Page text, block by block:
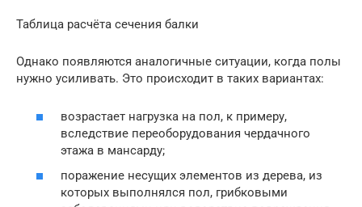
Таблица расчёта сечения балки
Однако появляются аналогичные ситуации, когда полы
нужно усиливать. Это происходит в таких вариантах:
возрастает нагрузка на пол, к примеру,
вследствие переоборудования чердачного
этажа в мансарду;
поражение несущих элементов из дерева, из
которых выполнялся пол, грибковыми